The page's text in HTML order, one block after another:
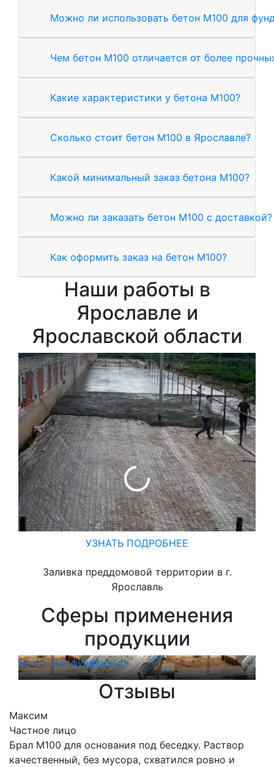
Можно ли использовать бетон М100 для
Чем бетон М100 отличается от более
Какие характеристики у бетона М100?
Сколько стоит бетон М100 в Ярославле?
Какой минимальный заказ бетона М100?
Можно ли заказать бетон М100 с доставкой?
Как оформить заказ на бетон М100?
Наши работы в
Ярославле и
Ярославской области
УЗНАТЬ ПОДРОБНЕЕ
Заливка преддомовой территории в г.
Ярославль
Сферы применения
продукции
Бетон для фундамента
Отзывы
Максим
Частное лицо
Брал М100 для основания под беседку. Раствор
качественный, без мусора, схватился ровно и